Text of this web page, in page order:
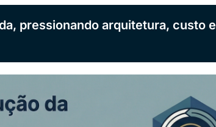
pressionando arquitetura, custo e